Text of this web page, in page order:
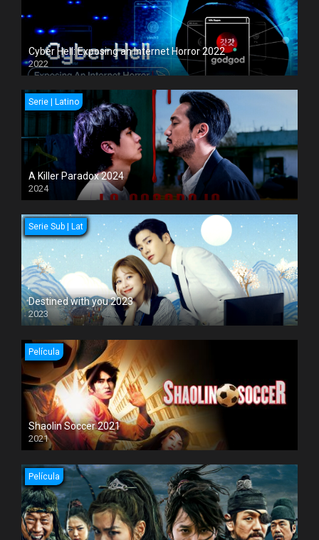
Cyber Hell: Exposing an Internet Horror 2022
2022
Serie | Latino
A Killer Paradox 2024
2024
Serie Sub | Lat
Destined with you 2023
2023
Película
Shaolin Soccer 2021
2021
Película